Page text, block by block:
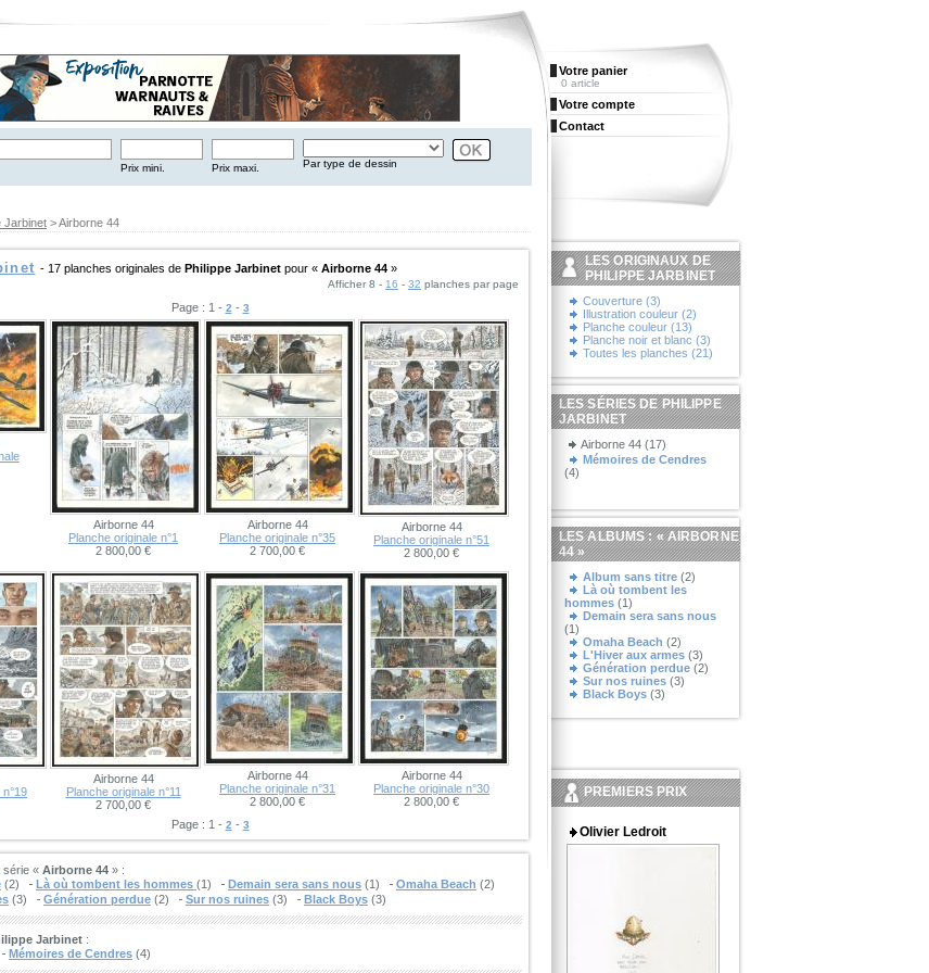
Prix mini. Prix maxi. Par type de dessin
Jarbinet > Airborne 44
- 17 planches originales dePhilippe Jarbinet pour «Airborne 44 »
Afficher 8 - 16 - 32 planches par page
Page : 1 - 2 - 3
Airborne 44
Planche originale n°1
2 800,00 €
Airborne 44
Planche originale n°35
2 700,00 €
Airborne 44
Planche originale n°51
2 800,00 €
Airborne 44
Planche originale n°11
2 700,00 €
Airborne 44
Planche originale n°31
2 800,00 €
Airborne 44
Planche originale n°30
2 800,00 €
Page : 1 - 2 - 3
série « Airborne 44 » :
(2) Là où tombent les hommes (1) Demain sera sans nous (1) Omaha Beach (2)
(3) Génération perdue (2) Sur nos ruines (3) Black Boys (3)
Jarbinet :
Mémoires de Cendres (4)
Votre panier
0 article
Votre compte
Contact
LES ORIGINAUX DE
PHILIPPE JARBINET
Couverture (3)
Illustration couleur (2)
Planche couleur (13)
Planche noir et blanc (3)
Toutes les planches (21)
LES SÉRIES DE PHILIPPE
JARBINET
Airborne 44 (17)
Mémoires de Cendres
(4)
LES ALBUMS : «AIRBORNE
44»
Album sans titre (2)
Là où tombent les
hommes (1)
Demain sera sans nous
(1)
Omaha Beach (2)
L'Hiver aux armes (3)
Génération perdue (2)
Sur nos ruines (3)
Black Boys (3)
PREMIERS PRIX
Olivier Ledroit